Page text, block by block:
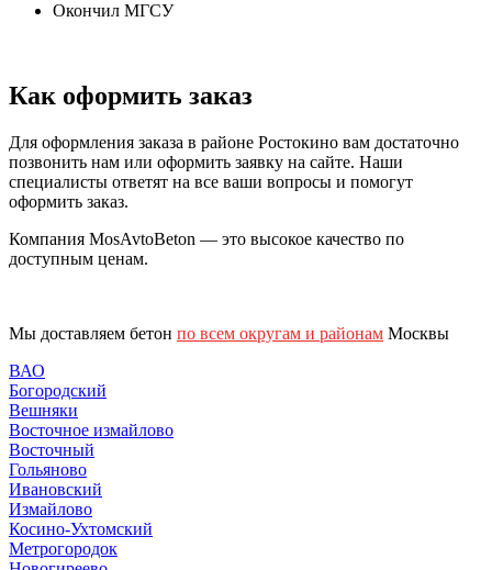
Окончил МГСУ
Как оформить заказ
Для оформления заказа в районе Ростокино вам достаточно
позвонить нам или оформить заявку на сайте. Наши
специалисты ответят на все ваши вопросы и помогут
оформить заказ.
Компания MosAvtoBeton — это высокое качество по
доступным ценам.
Мы доставляем бетон по всем округам и районам Москвы
ВАО
Богородский
Вешняки
Восточное измайлово
Восточный
Гольяново
Ивановский
Измайлово
Косино-Ухтомский
Метрогородок